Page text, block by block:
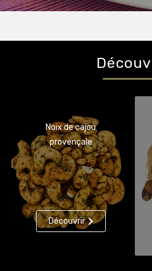
Noix de cajou
provençale
Découvrir